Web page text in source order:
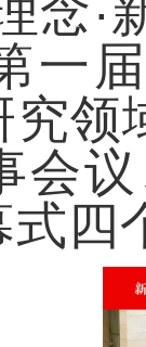
念
一
究领
会
式 四